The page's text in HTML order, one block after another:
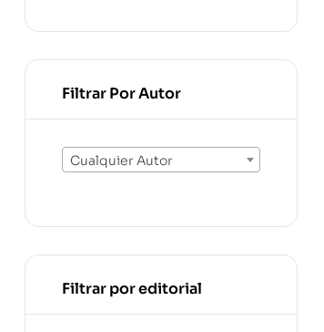
Filtrar Por Autor
Cualquier Autor
Filtrar por editorial